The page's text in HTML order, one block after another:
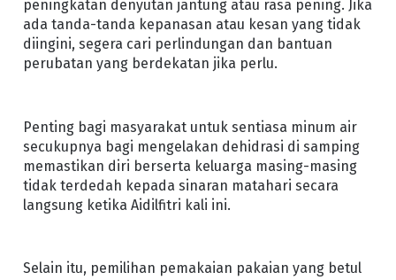
peningkatan denyutan jantung atau rasa pening. Jika
ada tanda-tanda kepanasan atau kesan yang tidak
diingini, segera cari perlindungan dan bantuan
perubatan yang berdekatan jika perlu.
Penting bagi masyarakat untuk sentiasa minum air
secukupnya bagi mengelakan dehidrasi di samping
memastikan diri berserta keluarga masing-masing
tidak terdedah kepada sinaran matahari secara
langsung ketika Aidilfitri kali ini.
Selain itu, pemilihan pemakaian pakaian yang betul